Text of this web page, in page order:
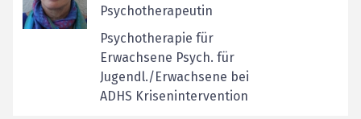
Psychotherapeutin
Psychotherapie für
Erwachsene Psych. für
Jugendl./Erwachsene bei
ADHS Krisenintervention